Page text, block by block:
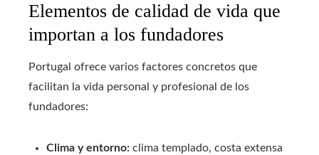
Elementos de calidad de vida que
importan a los fundadores
Portugal ofrece varios factores concretos que
facilitan la vida personal y profesional de los
fundadores:
Clima y entorno: clima templado, costa extensa